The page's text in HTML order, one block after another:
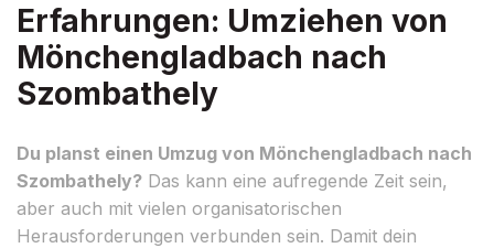
Erfahrungen: Umziehen von
Mönchengladbach nach
Szombathely
Du planst einen Umzug von Mönchengladbach nach
Szombathely? Das kann eine aufregende Zeit sein,
aber auch mit vielen organisatorischen
Herausforderungen verbunden sein. Damit dein